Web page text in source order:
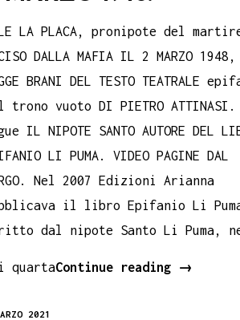
LA PLACA, pronipote del
DALLA MAFIA IL 2 MARZO 1948,
BRANI DEL TESTO TEATRALE
trono vuoto DI PIETRO ATTINASI.
IL NIPOTE SANTO AUTORE DEL
LI PUMA. VIDEO PAGINE DAL
Nel 2007 Edizioni Arianna
il libro Epifanio Li
dal nipote Santo Li Puma,
quartaContinue reading
Epifanio
→
2021